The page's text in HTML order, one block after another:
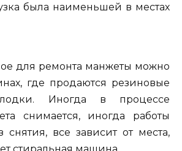
была наименьшей в местах
для ремонта манжеты можно
где продаются резиновые
Иногда в процессе
снимается, иногда работы
снятия, все зависит от места,